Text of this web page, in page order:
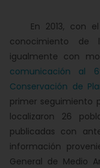
En 2013, con el
conocimiento de
igualmente con
comunicación al
Conservación de
primer seguimiento
localizaron 26
publicadas con
información
General de Medio